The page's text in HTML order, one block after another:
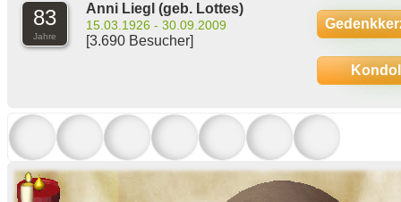
83
Jahre
Anni Liegl (geb. Lottes)
15.03.1926 - 30.09.2009
[3.690 Besucher]